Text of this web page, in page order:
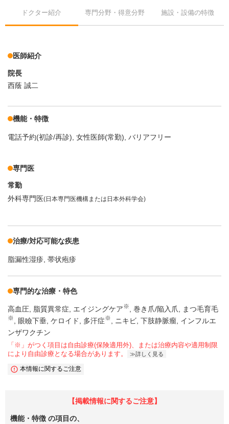
ドクター紹介 専門分野・得意分野 施設・設備の特徴
医師紹介
院長
西蔭 誠二
機能・特徴
電話予約(初診/再診) 女性医師(常勤) バリアフリー
専門医
常勤
外科専門医(日本専門医機構または日本外科学会)
治療/対応可能な疾患
脂漏性湿疹 帯状疱疹
専門的な治療・特色
高血圧 脂質異常症 エイジングケア※ 巻き爪/陥入爪 まつ毛育毛
※ 眼瞼下垂 ケロイド 多汗症※ ニキビ 下肢静脈瘤 インフルエ
ンザワクチン
「※」がつく項目は自由診療(保険適用外)、または治療内容や適用制限
により自由診療となる場合があります。
詳しく見る
本情報に関するご注意
【掲載情報に関するご注意】
機能・特徴 の項目の、